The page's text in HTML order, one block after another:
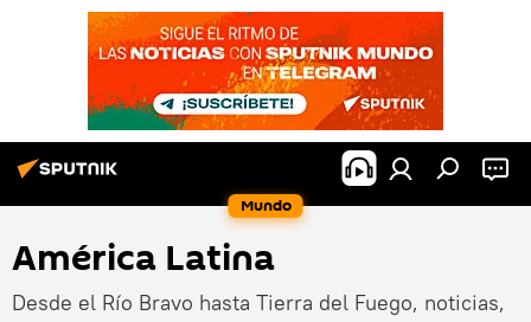
Mundo
América Latina
Desde el Río Bravo hasta Tierra del Fuego, noticias,